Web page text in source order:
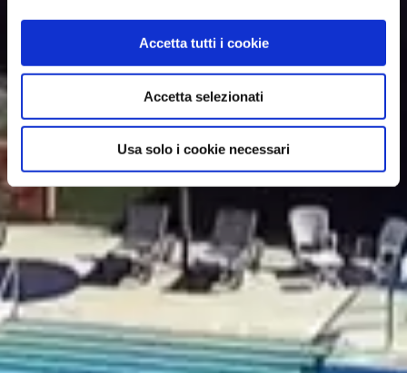
Accetta tutti i cookie
Accetta selezionati
Usa solo i cookie necessari